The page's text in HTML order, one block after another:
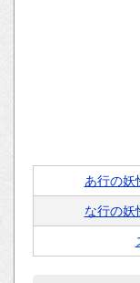
あ行の妖
な行の妖